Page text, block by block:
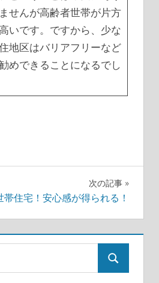
せんが高齢者世帯が片方
いです。ですから、少な
地区はバリアフリーなど
めできることになるでし
次の記事
住宅！安心感が得られる！
検